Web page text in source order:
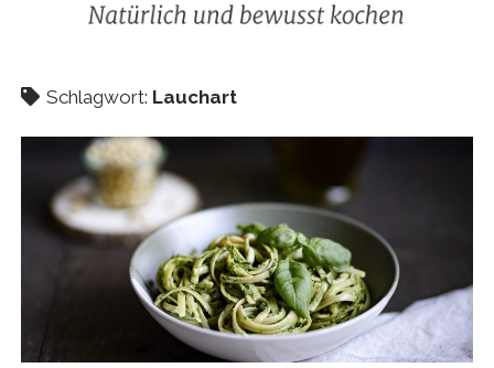
FOODFOTOGRAFIE
IMPRESSUM
DATENSCHUTZ
facebook
pinterestinstagram
amazon
E-
Mail
Schlagwort: Lauchart